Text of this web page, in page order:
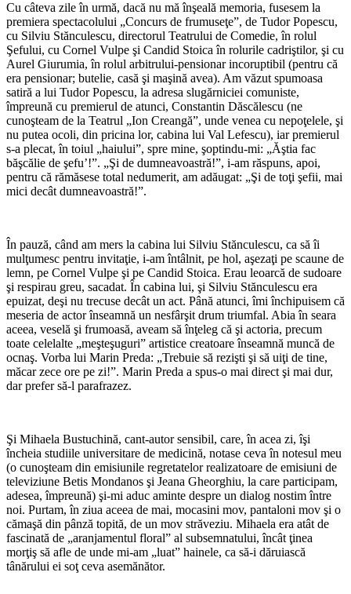
Cu câteva zile în urmă, dacă nu mă înşeală memoria, fusesem la
premiera spectacolului „Concurs de frumuseţe”, de Tudor Popescu,
cu Silviu Stănculescu, directorul Teatrului de Comedie, în rolul
Şefului, cu Cornel Vulpe şi Candid Stoica în rolurile cadriştilor, şi cu
Aurel Giurumia, în rolul arbitrului-pensionar incoruptibil (pentru că
era pensionar; butelie, casă şi maşină avea). Am văzut spumoasa
satiră a lui Tudor Popescu, la adresa slugărniciei comuniste,
împreună cu premierul de atunci, Constantin Dăscălescu (ne
cunoşteam de la Teatrul „Ion Creangă”, unde venea cu nepoţelele, şi
nu putea ocoli, din pricina lor, cabina lui Val Lefescu), iar premierul
s-a plecat, în toiul „haiului”, spre mine, şoptindu-mi: „Ăştia fac
băşcălie de şefu’!”. „Şi de dumneavoastră!”, i-am răspuns, apoi,
pentru că rămăsese total nedumerit, am adăugat: „Şi de toţi şefii, mai
mici decât dumneavoastră!”.
În pauză, când am mers la cabina lui Silviu Stănculescu, ca să îi
mulţumesc pentru invitaţie, i-am întâlnit, pe hol, aşezaţi pe scaune de
lemn, pe Cornel Vulpe şi pe Candid Stoica. Erau leoarcă de sudoare
şi respirau greu, sacadat. În cabina lui, şi Silviu Stănculescu era
epuizat, deşi nu trecuse decât un act. Până atunci, îmi închipuisem că
meseria de actor înseamnă un nesfârşit drum triumfal. Abia în seara
aceea, veselă şi frumoasă, aveam să înţeleg că şi actoria, precum
toate celelalte „meşteşuguri” artistice creatoare înseamnă muncă de
ocnaş. Vorba lui Marin Preda: „Trebuie să rezişti şi să uiţi de tine,
măcar zece ore pe zi!”. Marin Preda a spus-o mai direct şi mai dur,
dar prefer să-l parafrazez.
Şi Mihaela Bustuchină, cant-autor sensibil, care, în acea zi, îşi
încheia studiile universitare de medicină, notase ceva în notesul meu
(o cunoşteam din emisiunile regretatelor realizatoare de emisiuni de
televiziune Betis Mondanos şi Jeana Gheorghiu, la care participam,
adesea, împreună) şi-mi aduc aminte despre un dialog nostim între
noi. Purtam, în ziua aceea de mai, mocasini mov, pantaloni mov şi o
cămaşă din pânză topită, de un mov străveziu. Mihaela era atât de
fascinată de „aranjamentul floral” al subsemnatului, încât ţinea
morţiş să afle de unde mi-am „luat” hainele, ca să-i dăruiască
tânărului ei soţ ceva asemănător.